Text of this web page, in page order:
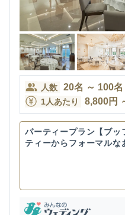
人数 20名 ～ 100名
1人あたり 8,800円
パーティープラン【ブ
ティーからフォーマルな